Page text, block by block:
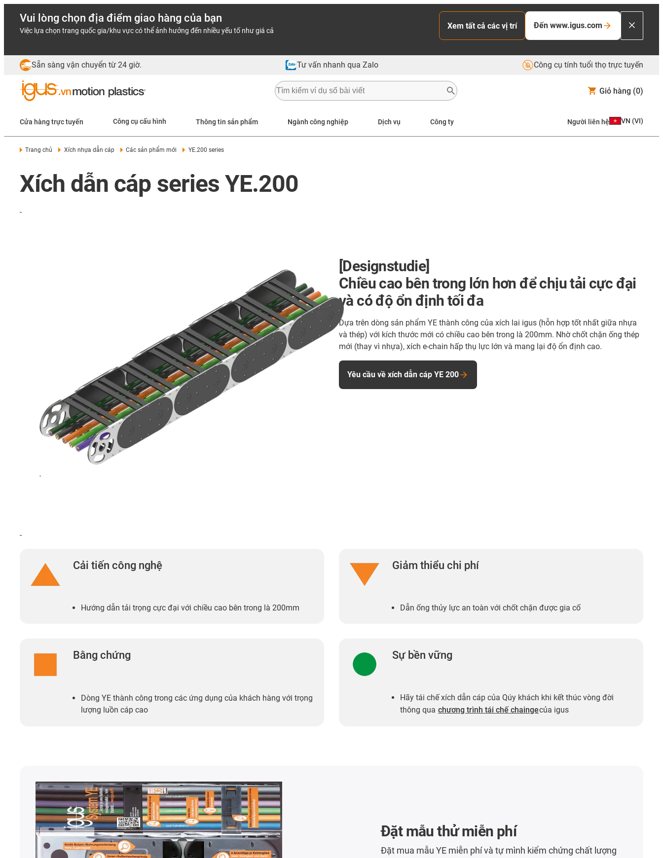
Vui lòng chọn địa điểm giao hàng của bạn
Việc lựa chọn trang quốc gia/khu vực có thể ảnh hưởng đến nhiều yếu tố như giá cả
Xem tất cả các vị trí Đến www.igus.com
Sẵn sàng vận chuyển từ 24 giờ. Tư vấn nhanh qua Zalo Công cụ tính tuổi thọ trực tuyến
Giỏ hàng (0)
Cửa hàng trực tuyến Công cụ cấu hình Thông tin sản phẩm Ngành công nghiệp Dịch vụ Công ty Người liên hệ VN (VI)
Trang chủ Xích nhựa dẫn cáp Các sản phẩm mới YE.200 series
Xích dẫn cáp series YE.200
-
-
[Designstudie]
Chiều cao bên trong lớn hơn để chịu tải cực đại
và có độ ổn định tối đa
Dựa trên dòng sản phẩm YE thành công của xích lai igus (hỗn hợp tốt nhất giữa nhựa
và thép) với kích thước mới có chiều cao bên trong là 200mm. Nhờ chốt chặn ống thép
mới (thay vì nhựa), xích e-chain hấp thụ lực lớn và mang lại độ ổn định cao.
Yêu cầu về xích dẫn cáp YE 200
-
Cải tiến công nghệ
Hướng dẫn tải trọng cực đại với chiều cao bên trong là 200mm
Giảm thiểu chi phí
Dẫn ống thủy lực an toàn với chốt chặn được gia cố
Bằng chứng
Dòng YE thành công trong các ứng dụng của khách hàng với trọng
lượng luồn cáp cao
Sự bền vững
Hãy tái chế xích dẫn cáp của Qúy khách khi kết thúc vòng đời
thông qua chương trình tái chế chaingecủa igus
Đặt mẫu thử miễn phí
Đặt mua mẫu YE miễn phí và tự mình kiểm chứng chất lượng